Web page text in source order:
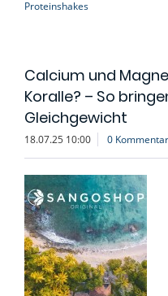
Proteinshakes
Calcium und
Koralle? – So
Gleichgewicht
18.07.25 10:00 0